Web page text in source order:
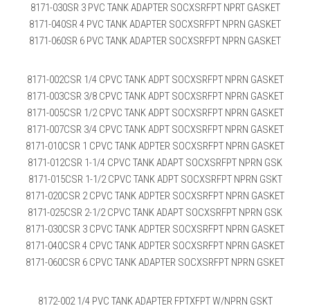
8171-030SR 3 PVC TANK ADAPTER SOCXSRFPT NPRT GASKET
8171-040SR 4 PVC TANK ADAPTER SOCXSRFPT NPRN GASKET
8171-060SR 6 PVC TANK ADAPTER SOCXSRFPT NPRN GASKET
8171-002CSR 1/4 CPVC TANK ADPT SOCXSRFPT NPRN GASKET
8171-003CSR 3/8 CPVC TANK ADPT SOCXSRFPT NPRN GASKET
8171-005CSR 1/2 CPVC TANK ADPT SOCXSRFPT NPRN GASKET
8171-007CSR 3/4 CPVC TANK ADPT SOCXSRFPT NPRN GASKET
8171-010CSR 1 CPVC TANK ADPTER SOCXSRFPT NPRN GASKET
8171-012CSR 1-1/4 CPVC TANK ADAPT SOCXSRFPT NPRN GSK
8171-015CSR 1-1/2 CPVC TANK ADPT SOCXSRFPT NPRN GSKT
8171-020CSR 2 CPVC TANK ADPTER SOCXSRFPT NPRN GASKET
8171-025CSR 2-1/2 CPVC TANK ADAPT SOCXSRFPT NPRN GSK
8171-030CSR 3 CPVC TANK ADPTER SOCXSRFPT NPRN GASKET
8171-040CSR 4 CPVC TANK ADPTER SOCXSRFPT NPRN GASKET
8171-060CSR 6 CPVC TANK ADAPTER SOCXSRFPT NPRN GSKET
8172-002 1/4 PVC TANK ADAPTER FPTXFPT W/NPRN GSKT